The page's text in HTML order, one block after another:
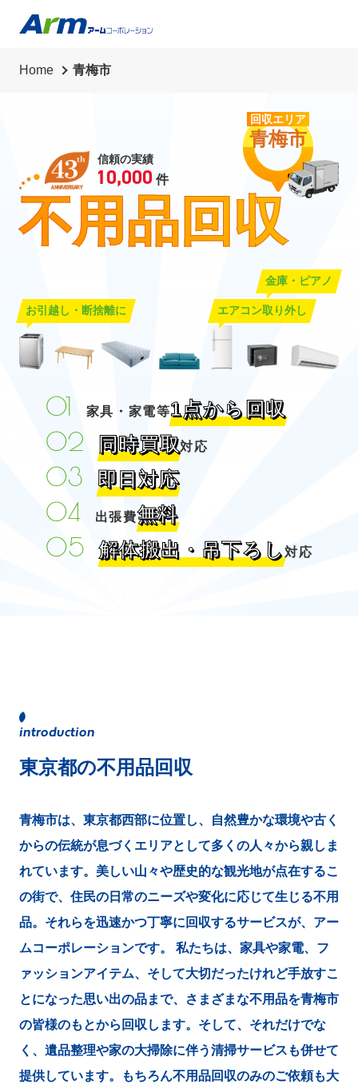
草刈り・草抜き・除草シート・剪定・伐採
Home 青梅市
不用品回収
信頼の実績
10,000 件
回収エリア
青梅市
お引越し・断捨離に
金庫・ピアノ
エアコン取り外し
家具・家電等1点から回収
同時買取対応
即日対応
出張費無料
解体搬出・吊下ろし対応
東京都の不用品回収
青梅市は、東京都西部に位置し、自然豊かな環境や古く
からの伝統が息づくエリアとして多くの人々から親しま
れています。美しい山々や歴史的な観光地が点在するこ
の街で、住民の日常のニーズや変化に応じて生じる不用
品。それらを迅速かつ丁寧に回収するサービスが、アー
ムコーポレーションです。 私たちは、家具や家電、フ
ァッションアイテム、そして大切だったけれど手放すこ
とになった思い出の品まで、さまざまな不用品を青梅市
の皆様のもとから回収します。そして、それだけでな
く、遺品整理や家の大掃除に伴う清掃サービスも併せて
提供しています。もちろん不用品回収のみのご依頼も大